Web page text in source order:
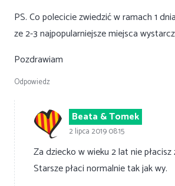
PS. Co polecicie zwiedzić w ramach 1
ze 2-3 najpopularniejsze miejsca
Pozdrawiam
Odpowiedz
Beata & Tomek
2 lipca 2019 08:15
Za dziecko w wieku 2 lat nie płacisz
Starsze płaci normalnie tak jak wy.